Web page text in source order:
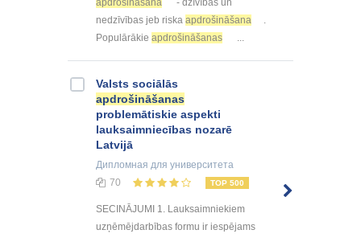
apdrošināšana
- dzīvības un
nedzīvības jeb riska apdrošināšana
.
Populārākie apdrošināšanas ...
Valsts sociālās
apdrošināšanas
problemātiskie aspekti
lauksaimniecības nozarē
Latvijā
Дипломная для университета
70
TOP 500
SECINĀJUMI 1. Lauksaimniekiem
uzņēmējdarbības formu ir iespējams